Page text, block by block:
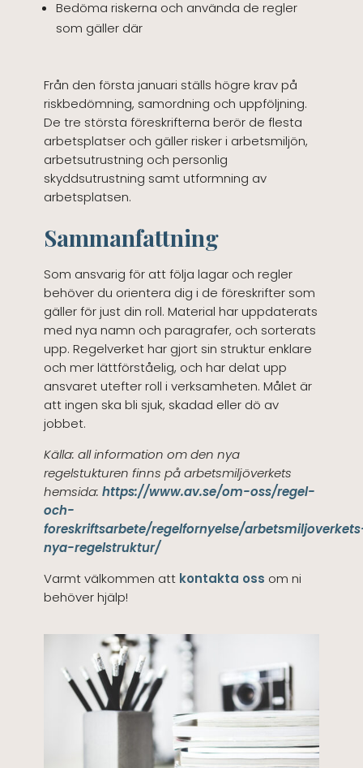
Bedöma riskerna och använda de regler
som gäller där
Från den första januari ställs högre krav på
riskbedömning, samordning och uppföljning.
De tre största föreskrifterna berör de flesta
arbetsplatser och gäller risker i arbetsmiljön,
arbetsutrustning och personlig
skyddsutrustning samt utformning av
arbetsplatsen.
Sammanfattning
Som ansvarig för att följa lagar och regler
behöver du orientera dig i de föreskrifter som
gäller för just din roll. Material har uppdaterats
med nya namn och paragrafer, och sorterats
upp. Regelverket har gjort sin struktur enklare
och mer lättförståelig, och har delat upp
ansvaret utefter roll i verksamheten. Målet är
att ingen ska bli sjuk, skadad eller dö av
jobbet.
Källa: all information om den nya
regelstukturen finns på arbetsmiljöverkets
hemsida: https://www.av.se/om-oss/regel-
och-
foreskriftsarbete/regelfornyelse/
nya-regelstruktur/
Varmt välkommen att kontakta oss om ni
behöver hjälp!